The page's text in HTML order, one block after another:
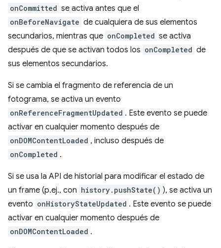
onCommitted se activa antes que el
onBeforeNavigate de cualquiera de sus elementos
secundarios, mientras que onCompleted se activa
después de que se activan todos los onCompleted de
sus elementos secundarios.
Si se cambia el fragmento de referencia de un
fotograma, se activa un evento
onReferenceFragmentUpdated . Este evento se puede
activar en cualquier momento después de
onDOMContentLoaded , incluso después de
onCompleted .
Si se usa la API de historial para modificar el estado de
un frame (p.ej., con history.pushState() ), se activa un
evento onHistoryStateUpdated . Este evento se puede
activar en cualquier momento después de
onDOMContentLoaded .